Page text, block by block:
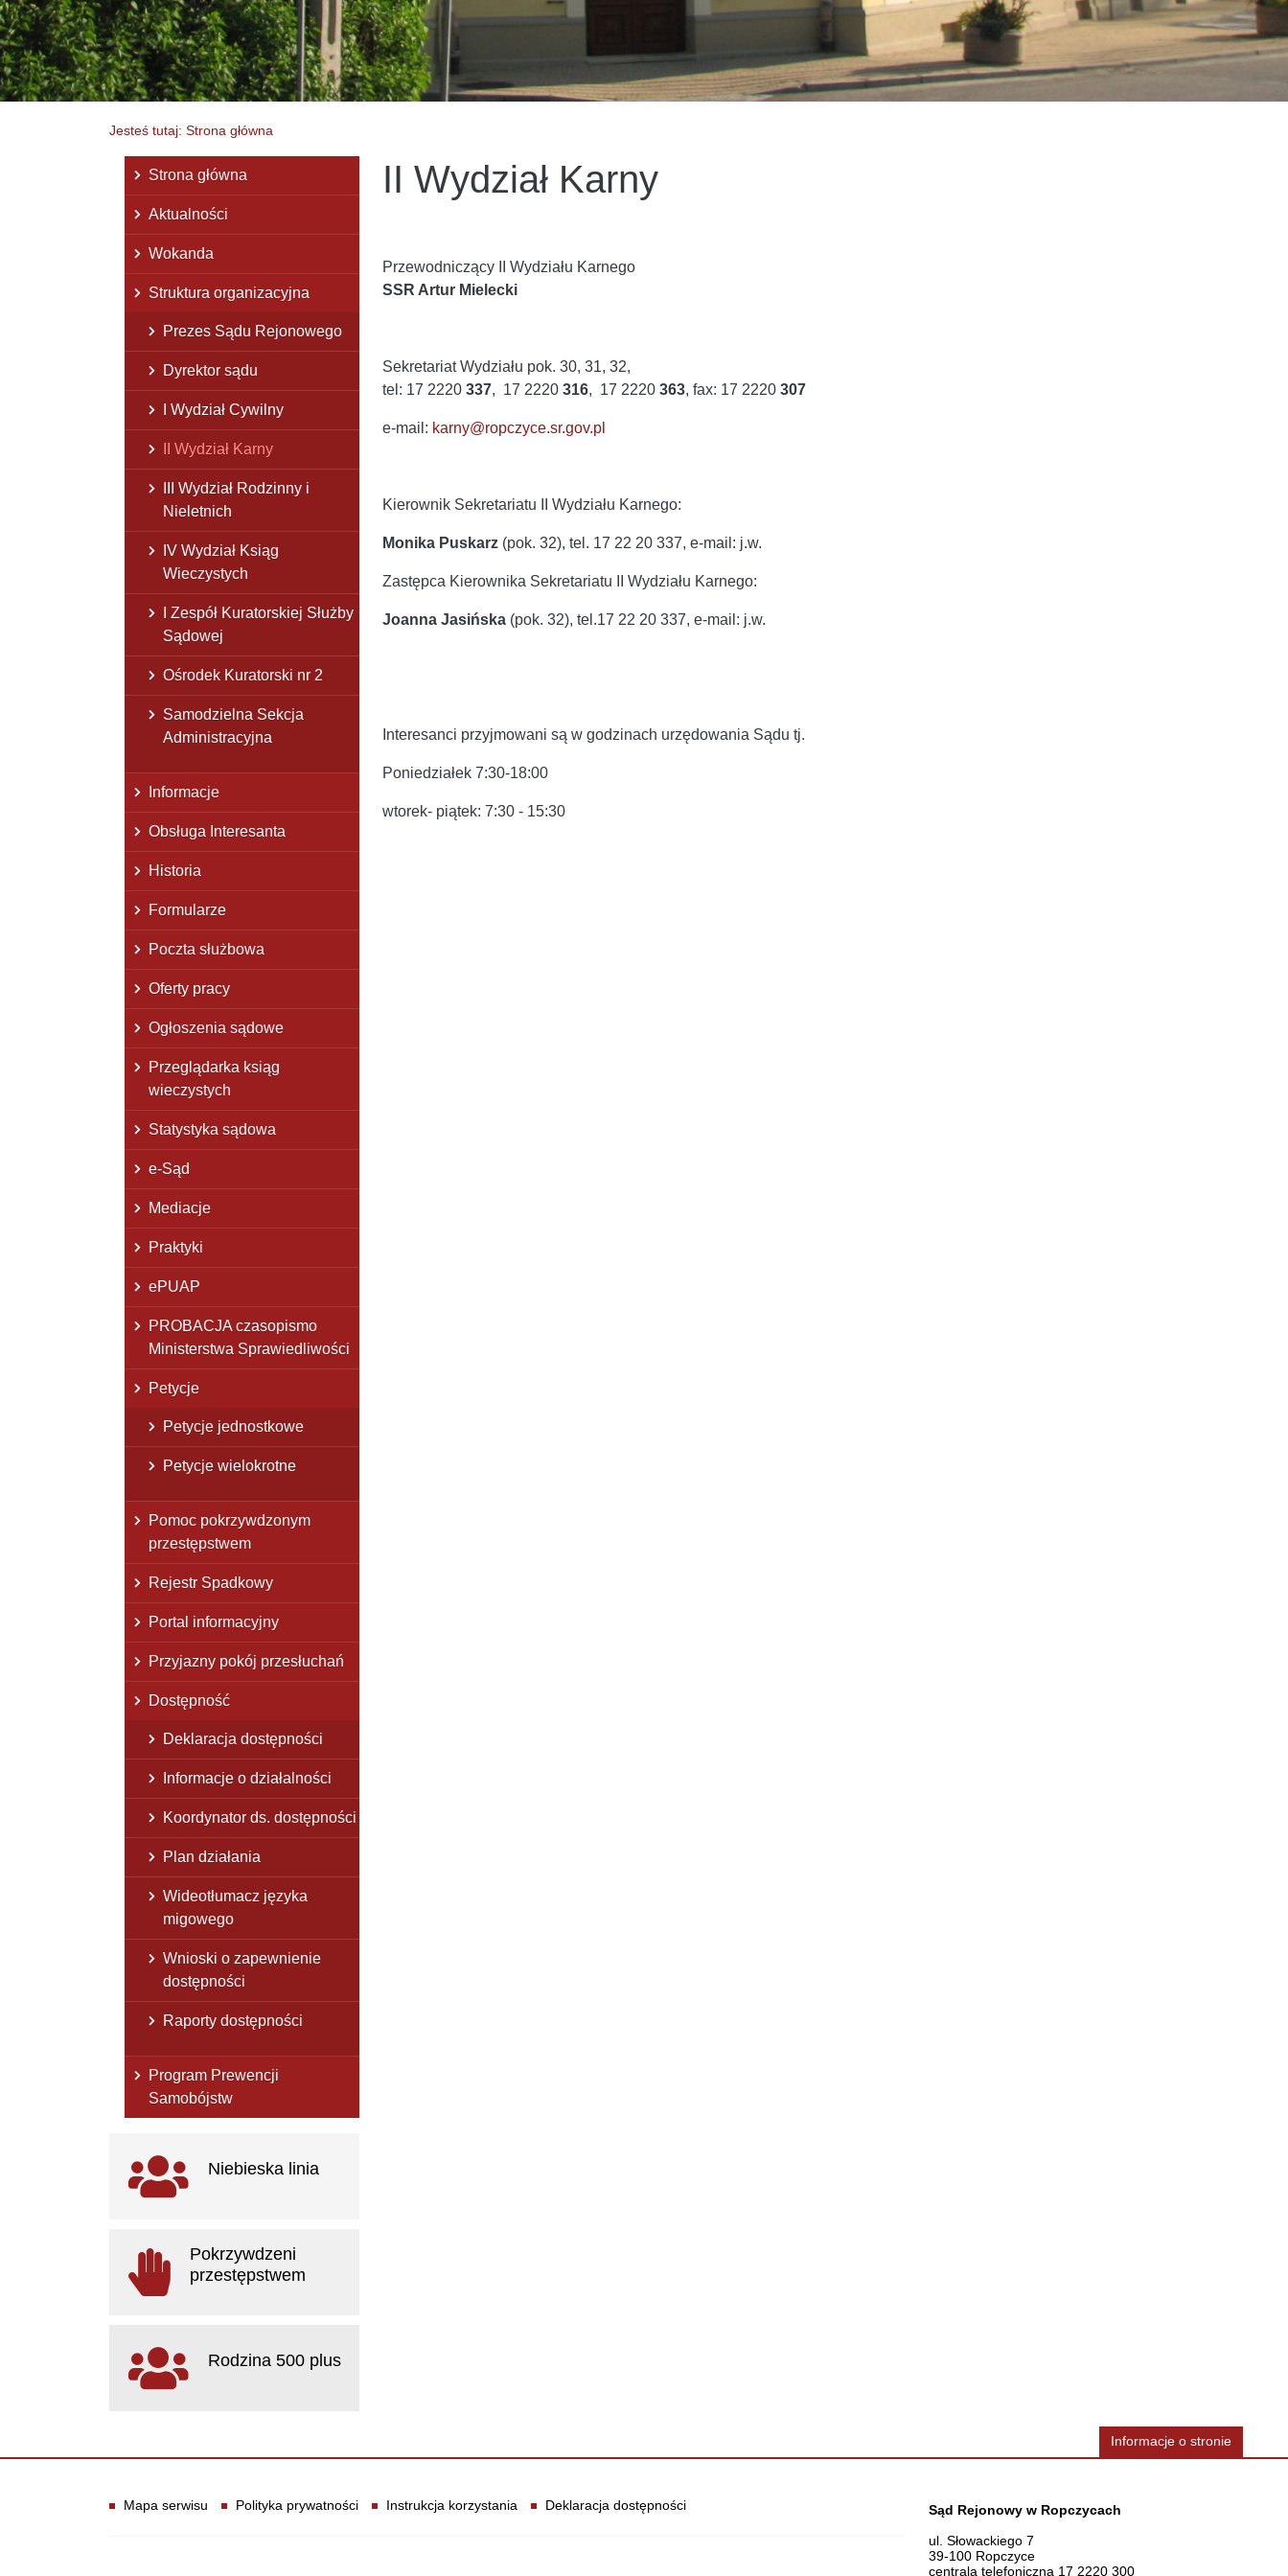
Jesteś tutaj: Strona główna
II Wydział Karny
Przewodniczący II Wydziału Karnego
SSR Artur Mielecki
Sekretariat Wydziału pok. 30, 31, 32,
tel: 17 2220 337, 17 2220 316, 17 2220 363, fax: 17 2220 307
e-mail: karny@ropczyce.sr.gov.pl
Kierownik Sekretariatu II Wydziału Karnego:
Monika Puskarz (pok. 32), tel. 17 22 20 337, e-mail: j.w.
Zastępca Kierownika Sekretariatu II Wydziału Karnego:
Joanna Jasińska (pok. 32), tel.17 22 20 337, e-mail: j.w.
Interesanci przyjmowani są w godzinach urzędowania Sądu tj.
Poniedziałek 7:30-18:00
wtorek- piątek: 7:30 - 15:30
Menu główne
Strona główna
Aktualności
Wokanda
Struktura organizacyjna
Prezes Sądu Rejonowego
Dyrektor sądu
I Wydział Cywilny
II Wydział Karny
III Wydział Rodzinny i
Nieletnich
IV Wydział Ksiąg
Wieczystych
I Zespół Kuratorskiej Służby
Sądowej
Ośrodek Kuratorski nr 2
Samodzielna Sekcja
Administracyjna
Informacje
Obsługa Interesanta
Historia
Formularze
Poczta służbowa
Oferty pracy
Ogłoszenia sądowe
Przeglądarka ksiąg
wieczystych
Statystyka sądowa
e-Sąd
Mediacje
Praktyki
ePUAP
PROBACJA czasopismo
Ministerstwa Sprawiedliwości
Petycje
Petycje jednostkowe
Petycje wielokrotne
Pomoc pokrzywdzonym
przestępstwem
Rejestr Spadkowy
Portal informacyjny
Przyjazny pokój przesłuchań
Dostępność
Deklaracja dostępności
Informacje o działalności
Koordynator ds. dostępności
Plan działania
Wideotłumacz języka
migowego
Wnioski o zapewnienie
dostępności
Raporty dostępności
Program Prewencji
Samobójstw
Ważne linki
Niebieska linia
Pokrzywdzeni
przestępstwem
Rodzina 500 plus
Informacje o stronie
Informacje
Mapa serwisu Polityka prywatności Instrukcja korzystania Deklaracja dostępności Dane teleadresowe
Sąd Rejonowy w Ropczycach
ul. Słowackiego 7
39-100 Ropczyce
centrala telefoniczna 17 2220 300